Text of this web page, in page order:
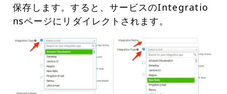
保存します。すると、サービスのIntegratio
nsページにリダイレクトされます。